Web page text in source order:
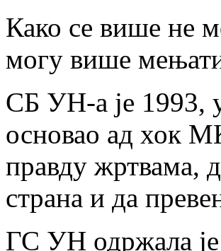
Како се више не
могу више
СБ УН-а је 1993,
основао ад хок
правду жртвама,
страна и да
ГС УН одржала је